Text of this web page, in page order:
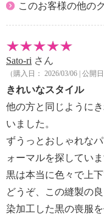
このお客様の他の
Sato-ri さん
（購入日： 2026/03/06 | 公開
きれいなスタイル
他の方と同じように
いました。
ずうっとおしゃれな
ォーマルを探していま
黒は本当に色々で上
どうぞ、この縫製の
染加工した黒の喪服